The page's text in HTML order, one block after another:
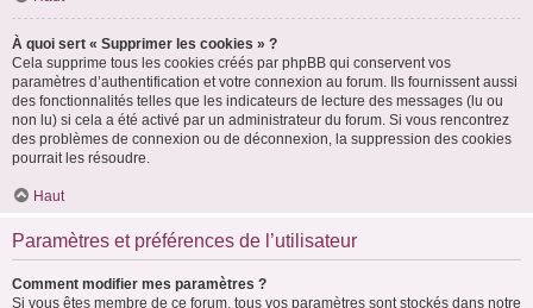
À quoi sert « Supprimer les cookies » ?
Cela supprime tous les cookies créés par phpBB qui conservent vos
paramètres d’authentification et votre connexion au forum. Ils fournissent aussi
des fonctionnalités telles que les indicateurs de lecture des messages (lu ou
non lu) si cela a été activé par un administrateur du forum. Si vous rencontrez
des problèmes de connexion ou de déconnexion, la suppression des cookies
pourrait les résoudre.
Haut
Paramètres et préférences de l’utilisateur
Comment modifier mes paramètres ?
Si vous êtes membre de ce forum, tous vos paramètres sont stockés dans notre